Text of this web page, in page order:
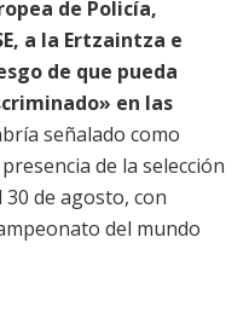
de Policía,
a la Ertzaintza e
de que pueda
en las
señalado como
de la selección
de agosto, con
del mundo